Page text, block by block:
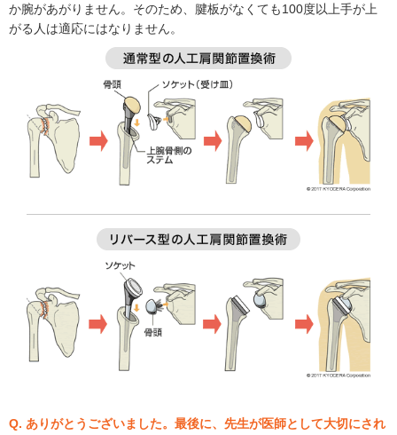
か腕があがりません。そのため、腱板がなくても100度以上手が上
がる人は適応にはなりません。
Q. ありがとうございました。最後に、先生が医師として大切にされ